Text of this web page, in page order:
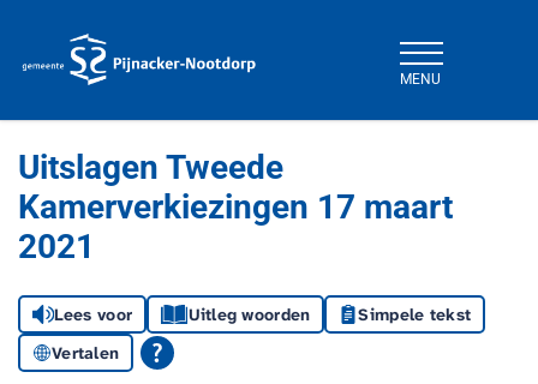
MENU
Uitslagen Tweede
Kamerverkiezingen 17 maart
2021
Lees voor Uitleg woorden
Simpele tekst
Vertalen